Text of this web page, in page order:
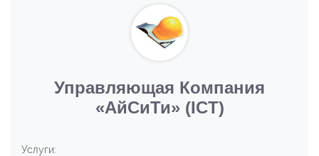
Управляющая Компания
«АйСиТи» (ICT)
Услуги: